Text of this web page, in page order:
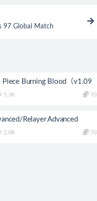
97 Global Match
Burning Blood（v1.09
5.3K 70
Relayer Advanced
2.0K 70